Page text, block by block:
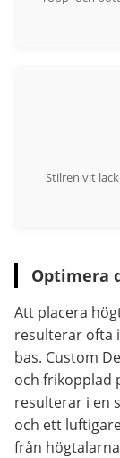
Stilren vit
Optimera
Att placera
resulterar ofta
bas. Custom
och frikopplad
resulterar i en
och ett
från